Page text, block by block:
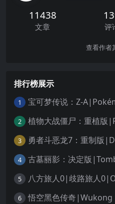
11438
文章 评
查看作者
排行榜展示
1 宝可梦传说：Z-
2
3
4
5 八方旅人0|歧路旅人
6 悟空黑色传奇|Wukong